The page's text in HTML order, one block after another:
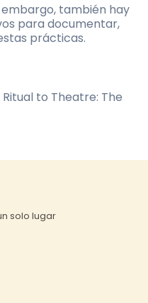
embargo, también hay
para documentar,
prácticas.
Ritual to Theatre: The
solo lugar